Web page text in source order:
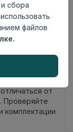
от
Проверяйте
комплектации
сбора
файлов